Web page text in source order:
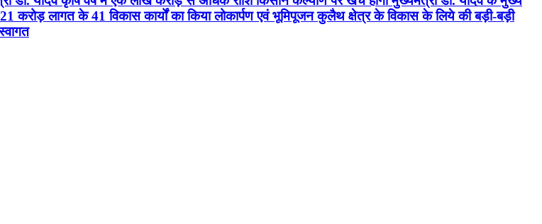
लागत के 41 विकास कार्यों का किया लोकार्पण एवं भूमिपूजन कुलैथ क्षेत्र के विकास के लिये की बड़ी-बड़ी